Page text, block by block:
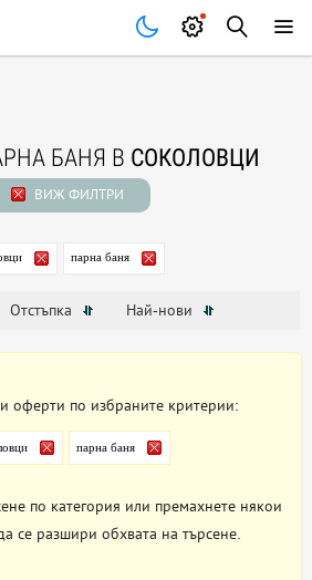
БАНЯ В СОКОЛОВЦИ
ВИЖ ФИЛТРИ
парна баня
Отстъпка Най-нови
оферти по избраните критерии:
парна баня
по категория или премахнете някои
се разшири обхвата на търсене.